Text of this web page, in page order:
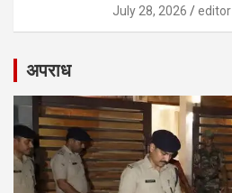
July 28, 2026 editor
अपराध